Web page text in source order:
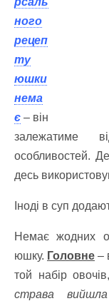
ного
рецеп
ту
юшки
нема
є – він
залежатиме
особливостей.
десь
Іноді в суп
Немає жодних
юшку. Головне –
той набір
страва